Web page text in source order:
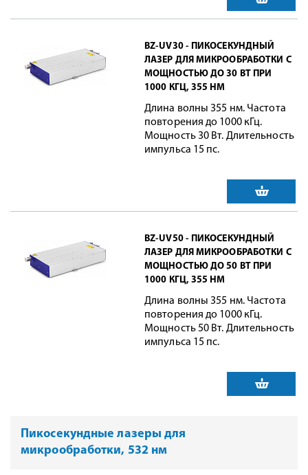
BZ-UV30 - ПИКОСЕКУНДНЫЙ
ЛАЗЕР ДЛЯ МИКРООБРАБОТКИ С
МОЩНОСТЬЮ ДО 30 ВТ ПРИ
1000 КГЦ, 355 НМ
Длина волны 355 нм. Частота
повторения до 1000 кГц.
Мощность 30 Вт. Длительность
импульса 15 пс.
BZ-UV50 - ПИКОСЕКУНДНЫЙ
ЛАЗЕР ДЛЯ МИКРООБРАБОТКИ С
МОЩНОСТЬЮ ДО 50 ВТ ПРИ
1000 КГЦ, 355 НМ
Длина волны 355 нм. Частота
повторения до 1000 кГц.
Мощность 50 Вт. Длительность
импульса 15 пс.
Пикосекундные лазеры для
микрообработки, 532 нм